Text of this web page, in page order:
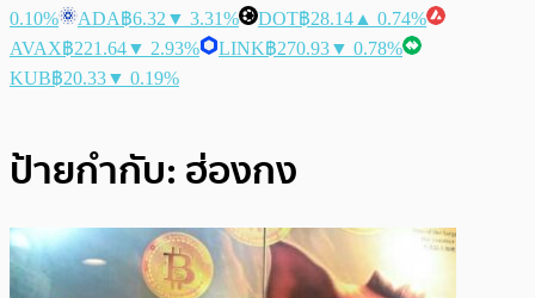
0.10%
ADA฿6.32 ▼ 3.31% DOT฿28.14 ▲ 0.74%
AVAX฿221.64▼ 2.93% LINK฿270.93▼ 0.78%
KUB฿20.33▼ 0.19%
ป้ายกำกับ: ฮ่องกง